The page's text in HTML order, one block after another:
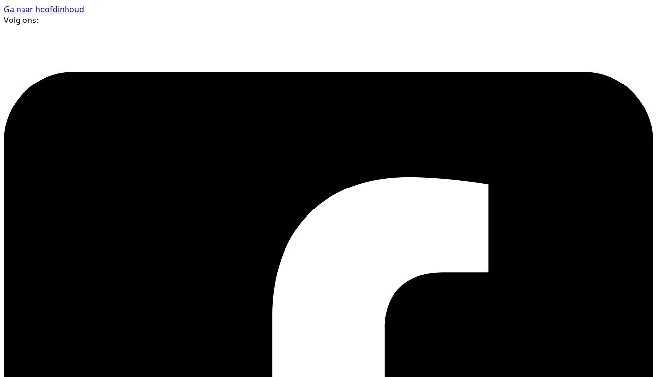
Ga naar hoofdinhoud
Volg ons: